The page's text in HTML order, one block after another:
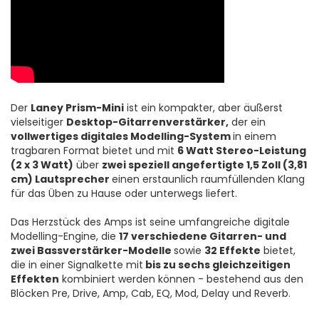
Der Laney Prism-Mini ist ein kompakter, aber äußerst
vielseitiger Desktop-Gitarrenverstärker, der ein
vollwertiges digitales Modelling-Systemin einem
tragbaren Format bietet und mit 6 Watt Stereo-Leistung
(2 x 3 Watt) über zwei speziell angefertigte 1,5 Zoll (3,81
cm) Lautsprecher einen erstaunlich raumfüllenden Klang
für das Üben zu Hause oder unterwegs liefert.
Das Herzstück des Amps ist seine umfangreiche digitale
Modelling-Engine, die 17 verschiedene Gitarren- und
zwei Bassverstärker-Modelle sowie 32 Effekte bietet,
die in einer Signalkette mit bis zu sechs gleichzeitigen
Effekten kombiniert werden können - bestehend aus den
Blöcken Pre, Drive, Amp, Cab, EQ, Mod, Delay und Reverb.